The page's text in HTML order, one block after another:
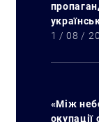
1 / 08 /
«Між
окупації